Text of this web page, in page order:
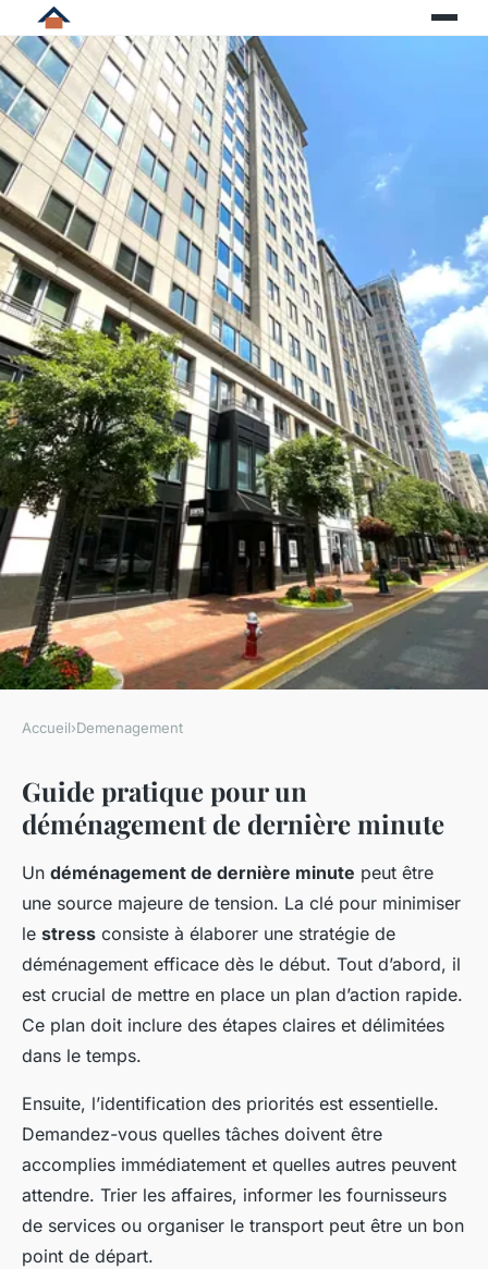
DEMENAGEMENT
Comment gérer un
déménagement complet en
dernière minute
Robin • 28 janvier 2025 • 7 min de lecture
Accueil›Demenagement
Guide pratique pour un
déménagement de dernière minute
Un déménagement de dernière minute peut être
une source majeure de tension. La clé pour minimiser
le stress consiste à élaborer une stratégie de
déménagement efficace dès le début. Tout d’abord, il
est crucial de mettre en place un plan d’action rapide.
Ce plan doit inclure des étapes claires et délimitées
dans le temps.
Ensuite, l’identification des priorités est essentielle.
Demandez-vous quelles tâches doivent être
accomplies immédiatement et quelles autres peuvent
attendre. Trier les affaires, informer les fournisseurs
de services ou organiser le transport peut être un bon
point de départ.